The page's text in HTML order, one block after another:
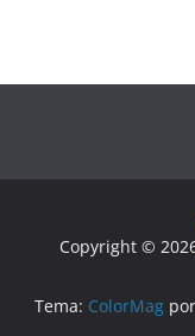
Copyright ©
Tema: ColorMagpor